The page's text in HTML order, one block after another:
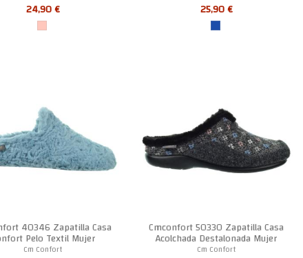
24,90 € 25,90 €
40346 Zapatilla Casa
Pelo Textil Mujer
Cm Confort
Cmconfort 50330 Zapatilla Casa
Acolchada Destalonada Mujer
Cm Confort